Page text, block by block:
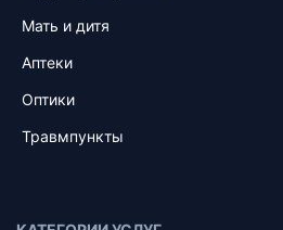
Мать и дитя
Аптеки
Оптики
Травмпункты